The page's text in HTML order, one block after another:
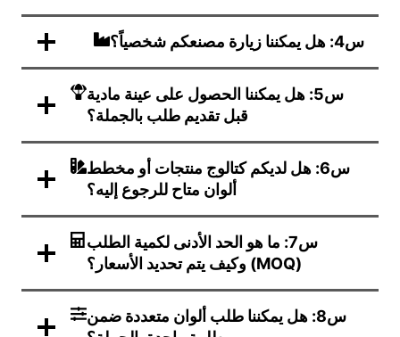
س4: هل يمكننا زيارة مصنعكم شخصياً؟
س5: هل يمكننا الحصول على عينة مادية
قبل تقديم طلب بالجملة؟
س6: هل لديكم كتالوج منتجات أو مخطط
ألوان متاح للرجوع إليه؟
س7: ما هو الحد الأدنى لكمية الطلب
(MOQ) وكيف يتم تحديد الأسعار؟
س8: هل يمكننا طلب ألوان متعددة ضمن